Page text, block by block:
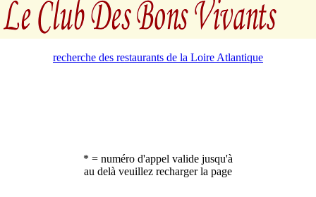
recherche des restaurants de la Loire Atlantique
* = numéro d'appel valide jusqu'à
au delà veuillez recharger la page